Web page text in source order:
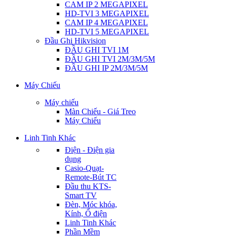
CAM IP 2 MEGAPIXEL
HD-TVI 3 MEGAPIXEL
CAM IP 4 MEGAPIXEL
HD-TVI 5 MEGAPIXEL
Đầu Ghi Hikvision
ĐẦU GHI TVI 1M
ĐẦU GHI TVI 2M/3M/5M
ĐẦU GHI IP 2M/3M/5M
Máy Chiếu
Máy chiếu
Màn Chiếu - Giá Treo
Máy Chiếu
Linh Tinh Khác
Điện - Điện gia
dụng
Casio-Quạt-
Remote-Bút TC
Đầu thu KTS-
Smart TV
Đèn, Móc khóa,
Kính, Ổ điện
Linh Tinh Khác
Phần Mềm